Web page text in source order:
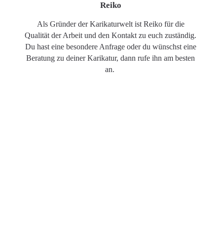
Reiko
Als Gründer der Karikaturwelt ist Reiko für die
Qualität der Arbeit und den Kontakt zu euch zuständig.
Du hast eine besondere Anfrage oder du wünschst eine
Beratung zu deiner Karikatur, dann rufe ihn am besten
an.